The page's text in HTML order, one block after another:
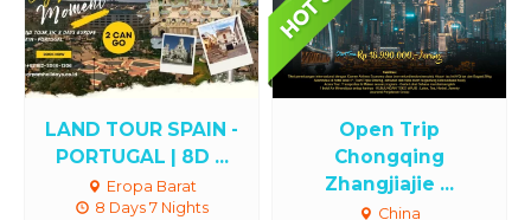
LAND TOUR SPAIN -
PORTUGAL | 8D ...
Eropa Barat
8 Days 7 Nights
Open Trip
Chongqing
Zhangjiajie ...
China